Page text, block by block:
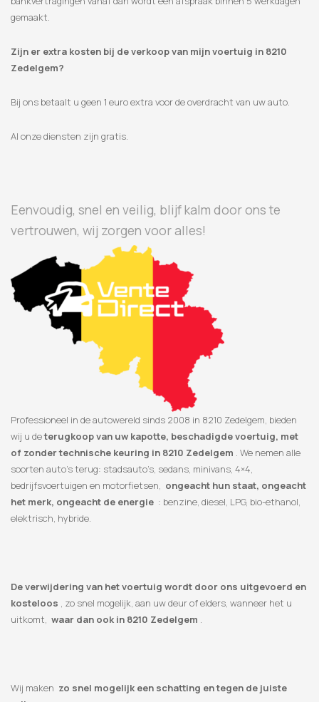
gemaakt.
Zijn er extra kosten bij de verkoop van mijn voertuig in 8210
Zedelgem?
Bij ons betaalt u geen 1 euro extra voor de overdracht van uw auto.
Al onze diensten zijn gratis.
Eenvoudig, snel en veilig, blijf kalm door ons te
vertrouwen, wij zorgen voor alles!
Professioneel in de autowereld sinds 2008 in 8210 Zedelgem, bieden
wij u deterugkoop van uw kapotte, beschadigde voertuig, met
of zonder technische keuring in 8210 Zedelgem . We nemen alle
soorten auto’s terug: stadsauto’s, sedans, minivans, 4×4,
bedrijfsvoertuigen en motorfietsen, ongeacht hun staat, ongeacht
het merk, ongeacht de energie : benzine, diesel, LPG, bio-ethanol,
elektrisch, hybride.
De verwijdering van het voertuig wordt door ons uitgevoerd en
kosteloos , zo snel mogelijk, aan uw deur of elders, wanneer het u
uitkomt, waar dan ook in 8210 Zedelgem .
Wij maken zo snel mogelijk een schatting en tegen de juiste